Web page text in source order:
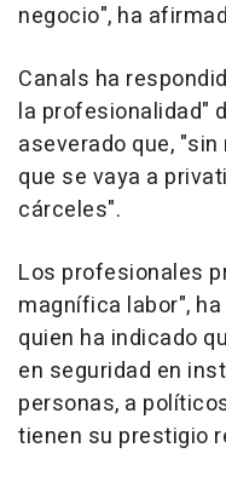
negocio", ha
Canals ha
la profesionalidad"
aseverado que,
que se vaya a
cárceles".
Los profesionales
magnífica labor",
quien ha indicado
en seguridad en
personas, a
tienen su prestigio